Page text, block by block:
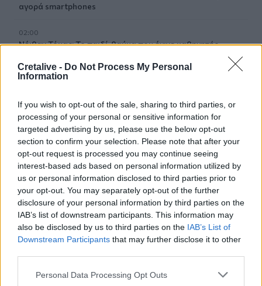
Cretalive - Do Not Process My Personal
Information
If you wish to opt-out of the sale, sharing to third parties, or
processing of your personal or sensitive information for
targeted advertising by us, please use the below opt-out
section to confirm your selection. Please note that after your
opt-out request is processed you may continue seeing
interest-based ads based on personal information utilized by
us or personal information disclosed to third parties prior to
your opt-out. You may separately opt-out of the further
disclosure of your personal information by third parties on the
IAB’s list of downstream participants. This information may
also be disclosed by us to third parties on the IAB’s List of
Downstream Participants that may further disclose it to other
Personal Data Processing Opt Outs
αγορά smartphones
02:00
Νέιθαν Τόμας: Το παιδί-θαύμα που έγινε καθηγητής
01:10
σταφύλια
23:55
Βρετανία: Η κυβέρνηση δεν θα προχωρήσει σε διεξαγωγή
έρευνας για τον Έπστιν
23:49
ΗΠΑ: Ο Ζούκερμπεργκ ζήτησε συγγνώμη από την
κυβέρνηση της Ινδίας για περιεχόμενο και λάθη της Meta
23:40
Βόλος: Υπό έλεγχο η φωτιά στο Αρχαίο Θέατρο
Δημητριάδος
23:34